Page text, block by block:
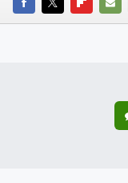
FACEBOOK
TWITTERFLIPBOARD
E-